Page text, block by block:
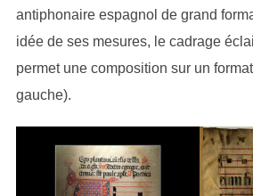
antiphonaire espagnol de grand
idée de ses mesures, le cadrage
permet une composition sur un
gauche).